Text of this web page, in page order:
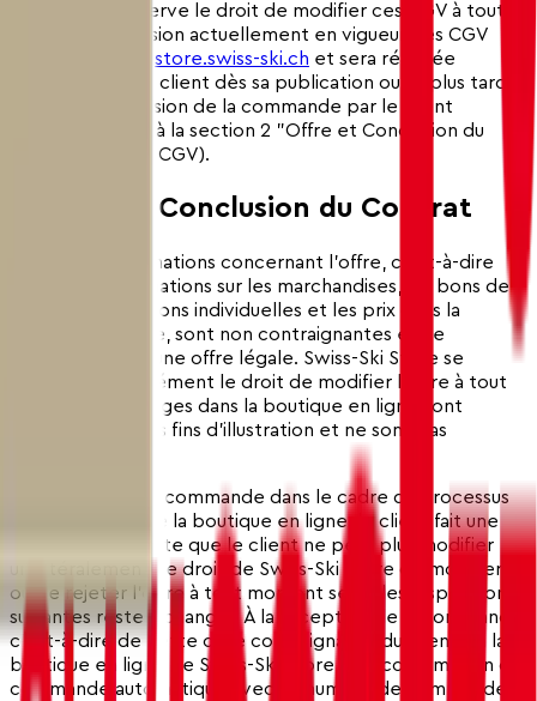
Swiss-Ski se réserve le droit de modifier ces CGV à tout
moment. La version actuellement en vigueur des CGV
store.swiss-ski.ch et sera réputée
acceptée par le client dès sa publication ou au plus tard
lors de la soumission de la commande par le client
(conformément à la section 2 "Offre et Conclusion du
Contrat" de ces CGV).
2. Offre et Conclusion du Contrat
Toutes les informations concernant l'offre, c'est-à-dire
toutes les informations sur les marchandises, les bons de
valeur, les adhésions individuelles et les prix dans la
boutique en ligne, sont non contraignantes et ne
constituent pas une offre légale. Swiss-Ski Store se
réserve expressément le droit de modifier l'offre à tout
moment. Les images dans la boutique en ligne sont
uniquement à des fins d'illustration et ne sont pas
En soumettant la commande dans le cadre du processus
de commande de la boutique en ligne, le client fait une
offre contraignante que le client ne peut plus modifier
unilatéralement (le droit de Swiss-Ski Store de modifier
ou de rejeter l'offre à tout moment selon les dispositions
suivantes reste inchangé). À la réception de la commande,
c'est-à-dire de cette offre contraignante du client via la
boutique en ligne de Swiss-Ski Store, une confirmation de
commande automatique avec un numéro de commande